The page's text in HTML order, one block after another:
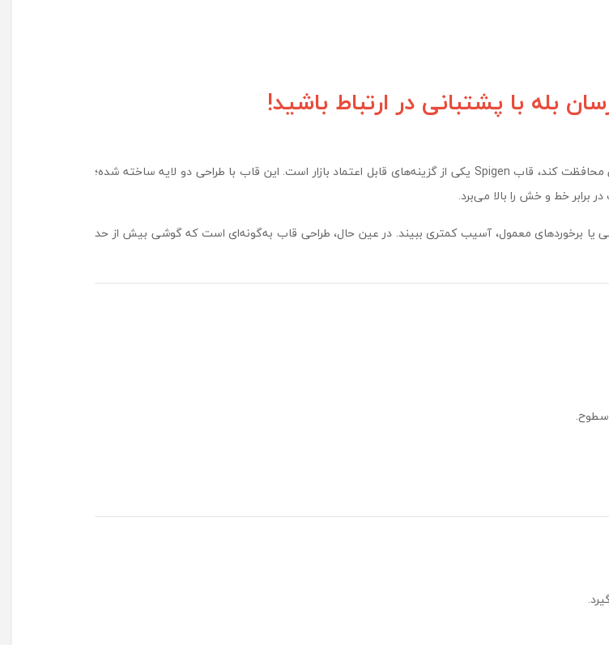
بله با پشتبانی در ارتباط باشید!
اگر برای Galaxy A53 دنبال یک قاب هستید که فقط ظاهر نباشد و واقعاً از گوشی محافظت کند، قاب Spigen یکی از گزینه‌های قابل اعتماد بازار است. این قاب با طراحی دو لایه ساخته شده؛
یا برخوردهای معمول، آسیب کمتری ببیند. در عین حال، طراحی قاب به‌گونه‌ای است که گوشی بیش از حد
سطوح.